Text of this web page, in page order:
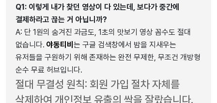
Q1: 이렇게 내가 찾던 영상이 다 있는데, 보다가 중간에
결제하라고 끊는 거 아닙니까?
A: 단 1원의 숨겨진 과금도, 1초의 맛보기 영상 꼼수도 절대
없습니다. 야동티비 는 구글 검색창에서 밤을 지새우는
유저들을 구원하기 위해 존재하는 완전 무제한, 무조건 개방형
순수 무료 허브입니다.
절대 무결성 원칙: 회원 가입 절차 자체를
삭제하여 개인정보 유출의 싹을 잘랐습니다.